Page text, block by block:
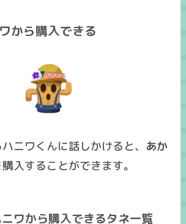
から購入できる
ニワくんに話しかけると、 あか
入することができます。
ワから購入できるタネ一覧